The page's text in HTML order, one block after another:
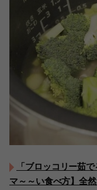
「ブロッコリー茹
マ～～い食べ方】全